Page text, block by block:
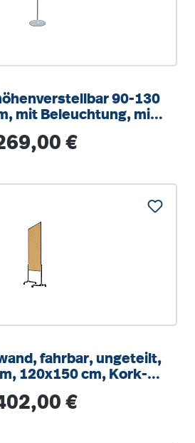
90-130
mit Beleuchtung, mit
Preis:
€
fahrbar, ungeteilt,
120x150 cm, Kork-
Preis:
€